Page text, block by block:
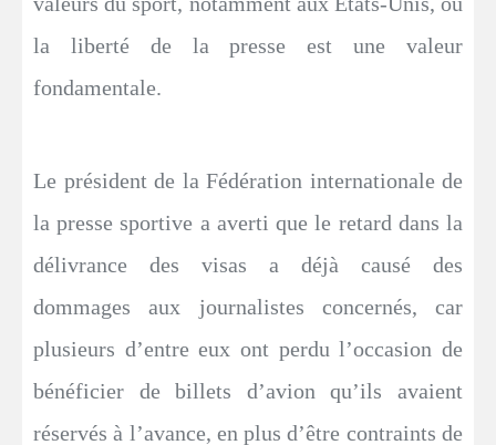
la liberté de la presse est une valeur
fondamentale.
Le président de la Fédération internationale de
la presse sportive a averti que le retard dans la
délivrance des visas a déjà causé des
dommages aux journalistes concernés, car
plusieurs d’entre eux ont perdu l’occasion de
bénéficier de billets d’avion qu’ils avaient
réservés à l’avance, en plus d’être contraints de